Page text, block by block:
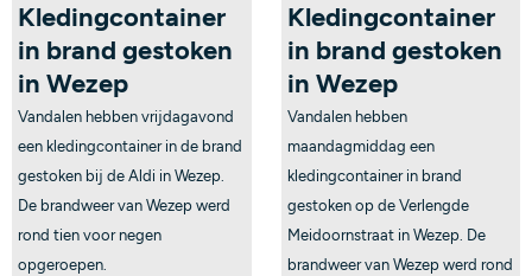
Kledingcontainer
in brand gestoken
in Wezep
Vandalen hebben vrijdagavond
een kledingcontainer in de brand
gestoken bij de Aldi in Wezep.
De brandweer van Wezep werd
rond tien voor negen
opgeroepen.
Kledingcontainer
in brand gestoken
in Wezep
Vandalen hebben
maandagmiddag een
kledingcontainer in brand
gestoken op de Verlengde
Meidoornstraat in Wezep. De
brandweer van Wezep werd rond